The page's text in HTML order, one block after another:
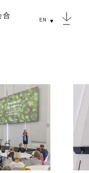
EN